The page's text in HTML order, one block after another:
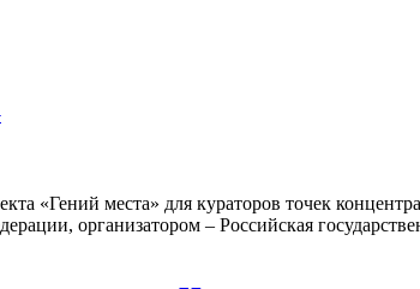
«Гений места» для кураторов точек
организатором – Российская